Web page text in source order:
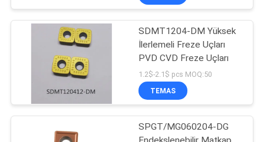
ULAŞIN
HABERLER
SDMT1204-DM Yüksek
İlerlemeli Freze Uçları
PVD CVD Freze Uçları
1.2$-2.1$ pcs MOQ:50
TEMAS
SPGT/MG060204-DG